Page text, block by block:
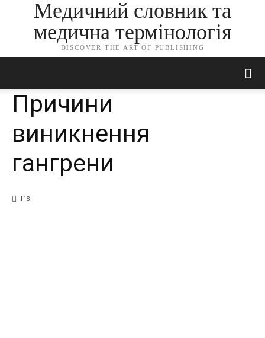
Медичний словник та
медична термінологія
DISCOVER THE ART OF PUBLISHING
Причини
виникнення
гангрени
118